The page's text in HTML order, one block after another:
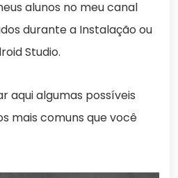
alunos no meu canal
durante a Instalação ou
Studio.
aqui algumas possíveis
mais comuns que você